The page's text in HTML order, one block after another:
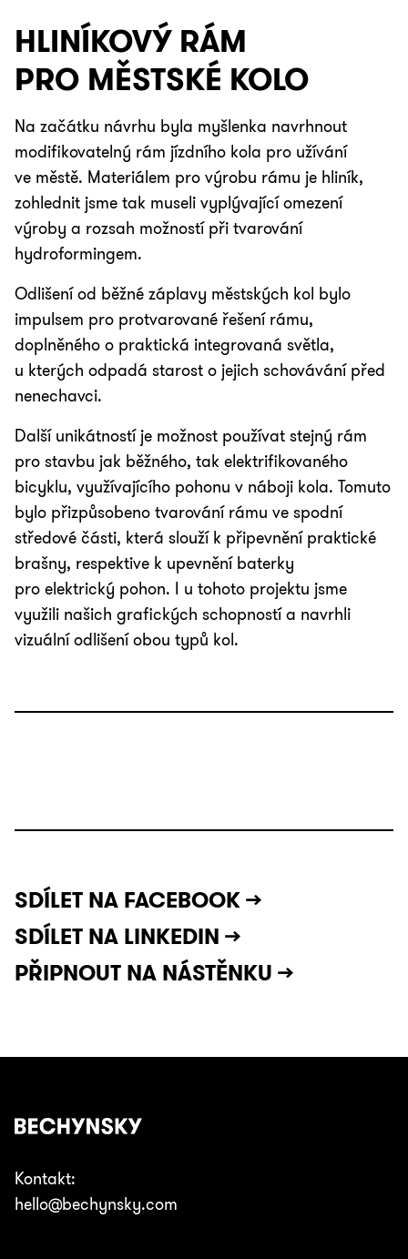
HLINÍKOVÝ RÁM
PRO MĚSTSKÉ KOLO
Na začátku návrhu byla myšlenka navrhnout
modifikovatelný rám jízdního kola pro užívání
ve městě. Materiálem pro výrobu rámu je hliník,
zohlednit jsme tak museli vyplývající omezení
výroby a rozsah možností při tvarování
hydroformingem.
Odlišení od běžné záplavy městských kol bylo
impulsem pro protvarované řešení rámu,
doplněného o praktická integrovaná světla,
u kterých odpadá starost o jejich schovávání před
nenechavci.
Další unikátností je možnost používat stejný rám
pro stavbu jak běžného, tak elektrifikovaného
bicyklu, využívajícího pohonu v náboji kola. Tomuto
bylo přizpůsobeno tvarování rámu ve spodní
středové části, která slouží k připevnění praktické
brašny, respektive k upevnění baterky
pro elektrický pohon. I u tohoto projektu jsme
využili našich grafických schopností a navrhli
vizuální odlišení obou typů kol.
SDÍLET NA FACEBOOK →
SDÍLET NA LINKEDIN →
PŘIPNOUT NA NÁSTĚNKU →
Kontakt:
hello@bechynsky.com